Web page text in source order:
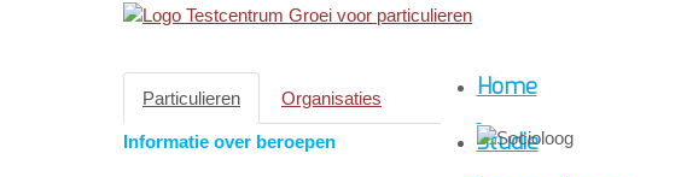
Particulieren Organisaties
Informatie over beroepen
Home
Studie